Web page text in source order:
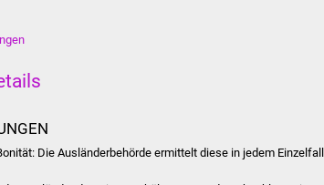
: Die Ausländerbehörde ermittelt diese in jedem Einzelfall